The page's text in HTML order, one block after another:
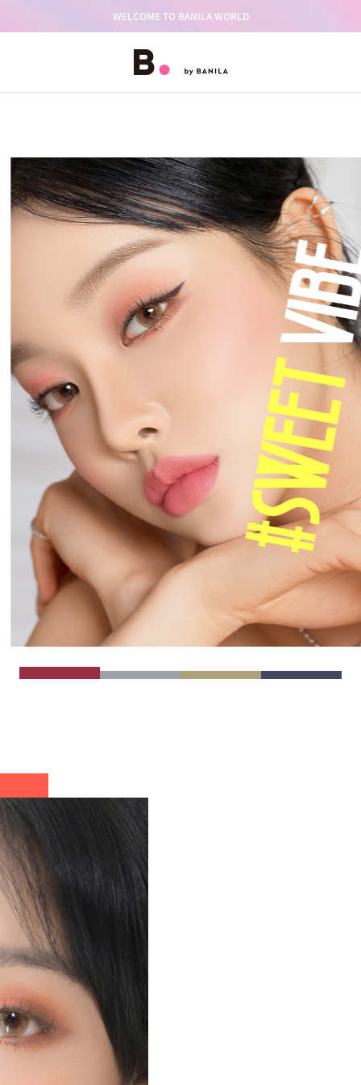
WELCOME TO BANILA WORLD